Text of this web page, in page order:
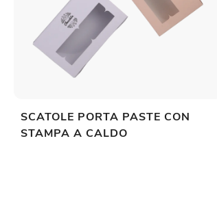
SCATOLE PORTA PASTE CON
STAMPA A CALDO